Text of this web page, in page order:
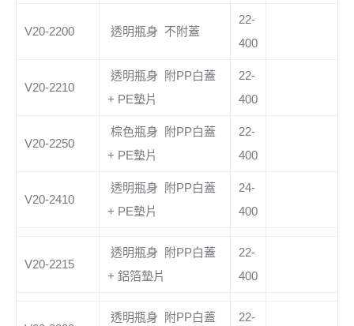
V20-2200 透明瓶身 不附蓋
22-
400
V20-2210
透明瓶身 附PP白蓋
+ PE墊片
22-
400
V20-2250
棕色瓶身 附PP白蓋
+ PE墊片
22-
400
V20-2410
透明瓶身 附PP白蓋
+ PE墊片
24-
400
V20-2215
透明瓶身 附PP白蓋
+ 鋁箔墊片
22-
400
透明瓶身 附PP白蓋
22-